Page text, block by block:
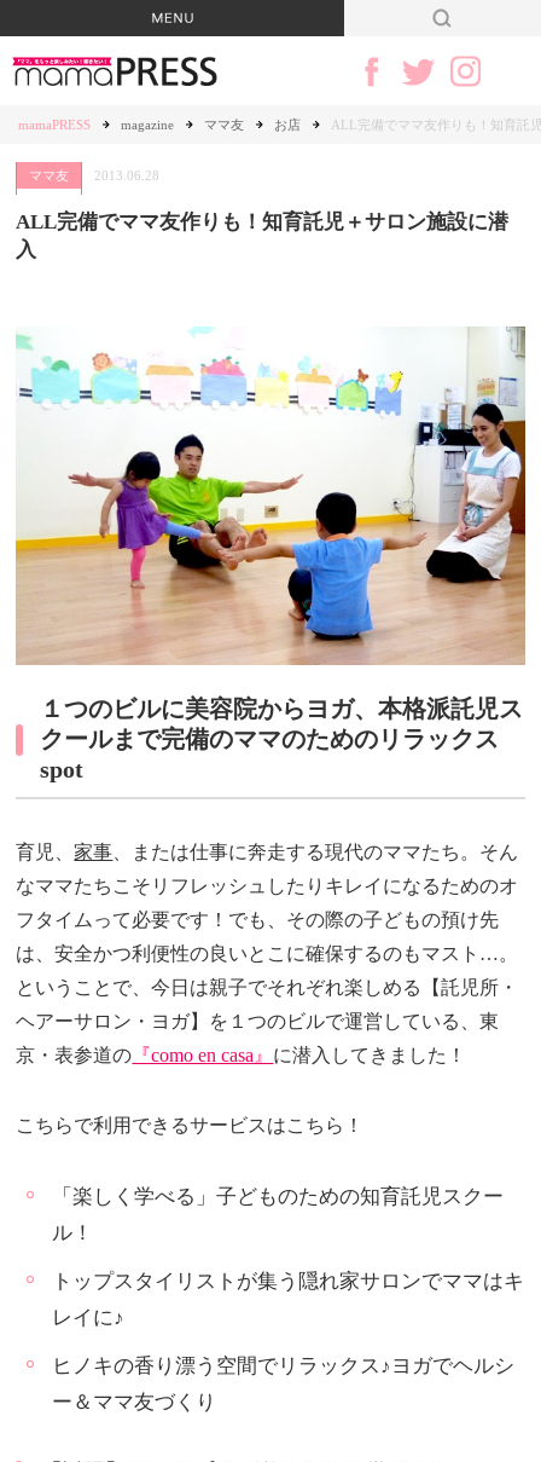
mamaPRESS magazine ママ友 お店 ALL完備でママ友作りも！知育託
ママ友 2013.06.28
ALL完備でママ友作りも！知育託児＋サロン施設に潜
入
１つのビルに美容院からヨガ、本格派託児ス
クールまで完備のママのためのリラックス
spot
育児、家事 、または仕事に奔走する現代のママたち。そん
なママたちこそリフレッシュしたりキレイになるためのオ
フタイムって必要です！でも、その際の子どもの預け先
は、安全かつ利便性の良いとこに確保するのもマスト…。
ということで、今日は親子でそれぞれ楽しめる【託児所・
ヘアーサロン・ヨガ】を１つのビルで運営している、東
京・表参道の 『como en casa』 に潜入してきました！
こちらで利用できるサービスはこちら！
「楽しく学べる」子どものための知育託児スクー
ル！
トップスタイリストが集う隠れ家サロンでママはキ
レイに♪
ヒノキの香り漂う空間でリラックス♪ヨガでヘルシ
ー＆ママ友づくり